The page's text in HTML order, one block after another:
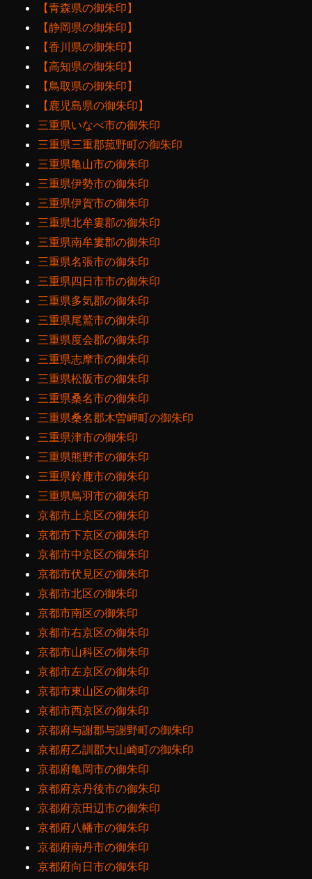
【青森県の御朱印】
【静岡県の御朱印】
【香川県の御朱印】
【高知県の御朱印】
【鳥取県の御朱印】
【鹿児島県の御朱印】
三重県いなべ市の御朱印
三重県三重郡菰野町の御朱印
三重県亀山市の御朱印
三重県伊勢市の御朱印
三重県伊賀市の御朱印
三重県北牟婁郡の御朱印
三重県南牟婁郡の御朱印
三重県名張市の御朱印
三重県四日市市の御朱印
三重県多気郡の御朱印
三重県尾鷲市の御朱印
三重県度会郡の御朱印
三重県志摩市の御朱印
三重県松阪市の御朱印
三重県桑名市の御朱印
三重県桑名郡木曽岬町の御朱印
三重県津市の御朱印
三重県熊野市の御朱印
三重県鈴鹿市の御朱印
三重県鳥羽市の御朱印
京都市上京区の御朱印
京都市下京区の御朱印
京都市中京区の御朱印
京都市伏見区の御朱印
京都市北区の御朱印
京都市南区の御朱印
京都市右京区の御朱印
京都市山科区の御朱印
京都市左京区の御朱印
京都市東山区の御朱印
京都市西京区の御朱印
京都府与謝郡与謝野町の御朱印
京都府乙訓郡大山崎町の御朱印
京都府亀岡市の御朱印
京都府京丹後市の御朱印
京都府京田辺市の御朱印
京都府八幡市の御朱印
京都府南丹市の御朱印
京都府向日市の御朱印